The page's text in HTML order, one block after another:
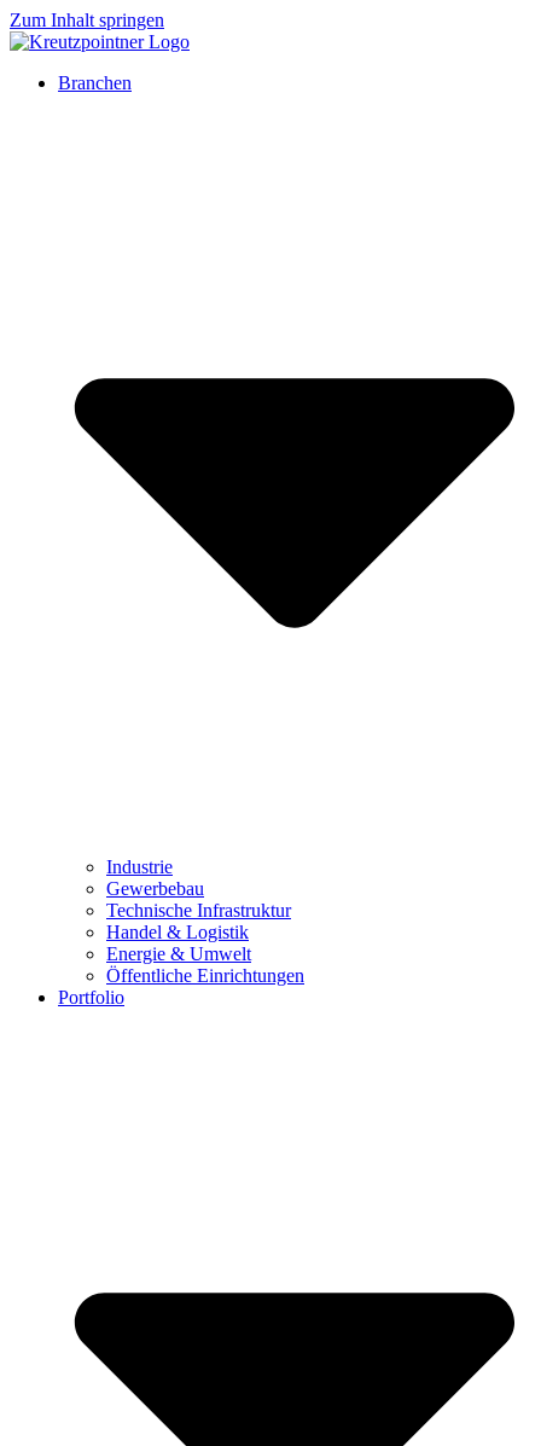
Zum Inhalt springen
Branchen
Industrie
Gewerbebau
Technische Infrastruktur
Handel & Logistik
Energie & Umwelt
Öffentliche Einrichtungen
Portfolio